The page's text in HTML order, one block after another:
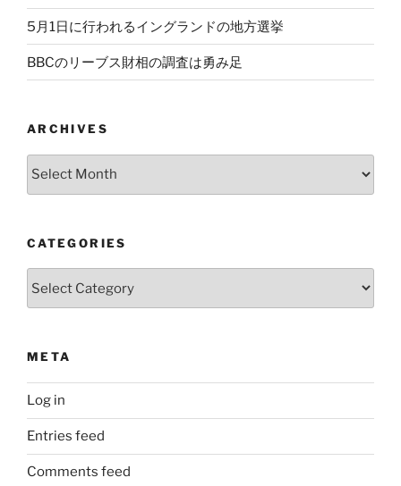
5月1日に行われるイングランドの地方選挙
BBCのリーブス財相の調査は勇み足
ARCHIVES
Archives
CATEGORIES
META
Log in
Entries feed
Comments feed